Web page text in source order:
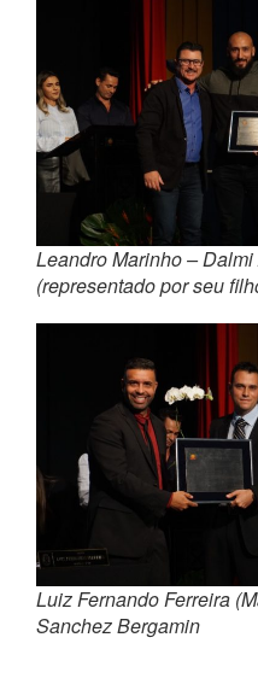
Leandro Marinho –
(representado por seu
Luiz Fernando Ferreira
Sanchez Bergamin